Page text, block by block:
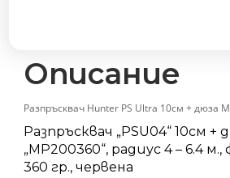
6.4
фикс.
сектор
360
гр.,
Описание
Разпръсквач Hunter PS Ultra 10см + дюза
Разпръсквач „PSU04“ 10см +
„MP200360“, радиус 4 – 6.4
360 гр., червена